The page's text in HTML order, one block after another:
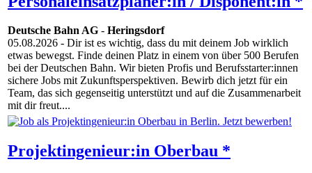
Deutsche Bahn AG - Heringsdorf
05.08.2026 - Dir ist es wichtig, dass du mit deinem Job wirklich
etwas bewegst. Finde deinen Platz in einem von über 500 Berufen
bei der Deutschen Bahn. Wir bieten Profis und Berufsstarter:innen
sichere Jobs mit Zukunftsperspektiven. Bewirb dich jetzt für ein
Team, das sich gegenseitig unterstützt und auf die Zusammenarbeit
mit dir freut....
Projektingenieur:in Oberbau *